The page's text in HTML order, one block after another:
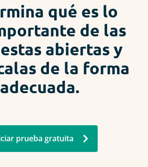
qué es lo
de las
abiertas y
de la forma
adecuada.
prueba gratuita